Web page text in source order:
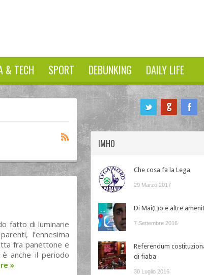
& TECH SPORT DEBUNKING DAILY LIFE
fatto di luminarie
l’ennesima
fra panettone e
anche il periodo
»
IMHO
Che cosa fa la Lega
29 Marzo 2017
Di Mai(L)o e altre
7 Settembre 2016
Referendum
di fiaba
30 Luglio 2016